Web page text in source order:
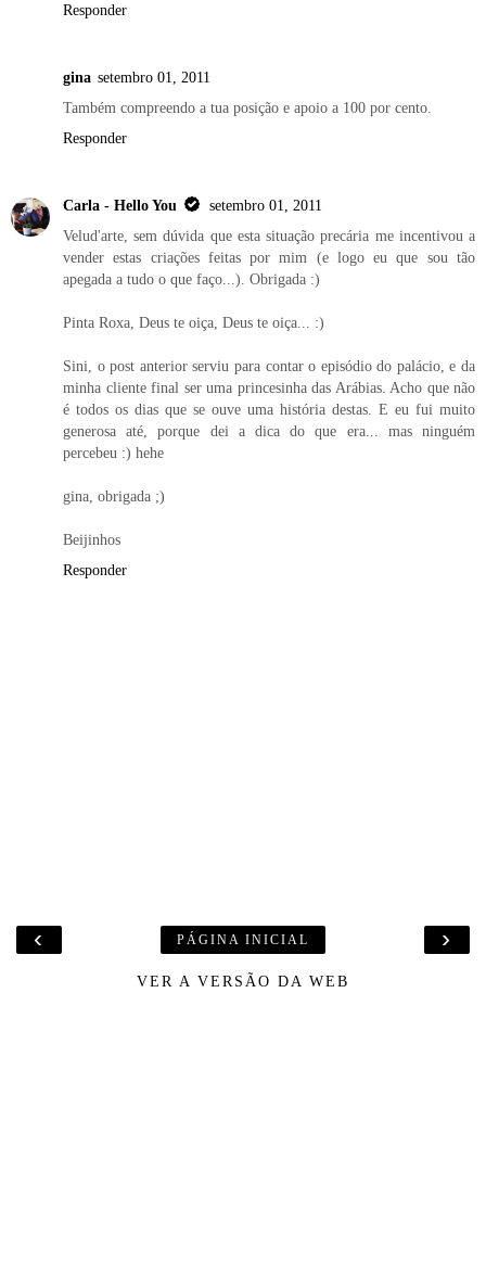
Responder
gina setembro 01, 2011
Também compreendo a tua posição e apoio a 100 por cento.
Responder
Carla - Hello You
setembro 01, 2011
Velud'arte, sem dúvida que esta situação precária me incentivou a
vender estas criações feitas por mim (e logo eu que sou tão
apegada a tudo o que faço...). Obrigada :)
Pinta Roxa, Deus te oiça, Deus te oiça... :)
Sini, o post anterior serviu para contar o episódio do palácio, e da
minha cliente final ser uma princesinha das Arábias. Acho que não
é todos os dias que se ouve uma história destas. E eu fui muito
generosa até, porque dei a dica do que era... mas ninguém
percebeu :) hehe
gina, obrigada ;)
Beijinhos
Responder
‹ ›
PÁGINA INICIAL
VER A VERSÃO DA WEB